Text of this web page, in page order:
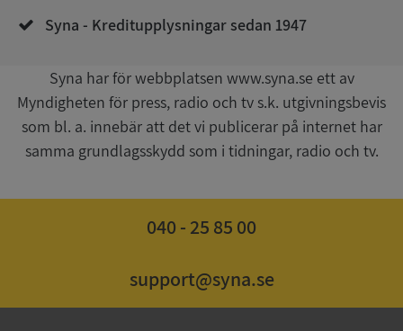
Syna - Kreditupplysningar sedan 1947
Syna har för webbplatsen www.syna.se ett av
Myndigheten för press, radio och tv s.k. utgivningsbevis
som bl. a. innebär att det vi publicerar på internet har
samma grundlagsskydd som i tidningar, radio och tv.
040 - 25 85 00
support@syna.se
VISITOR_PRIVACY_METADATA
YouTube
.youtube.com
5 månader
4 veckor
Corporation
Privacy Policy